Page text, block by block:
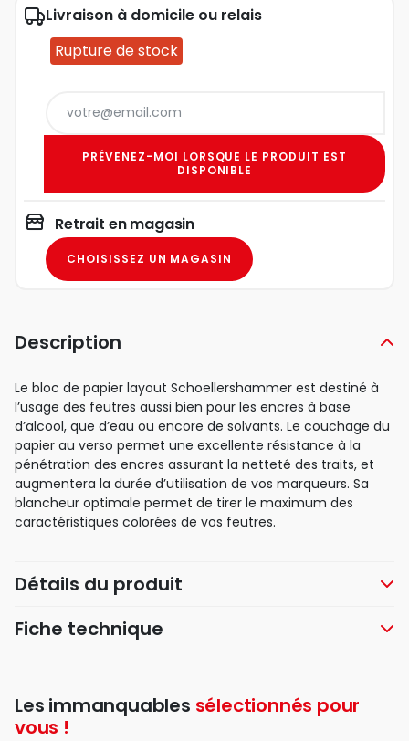
Livraison à domicile ou relais
Rupture de stock
PRÉVENEZ-MOI LORSQUE LE PRODUIT EST
DISPONIBLE
Retrait en magasin
CHOISISSEZ UN MAGASIN
Description
Le bloc de papier layout Schoellershammer est destiné à
l’usage des feutres aussi bien pour les encres à base
d’alcool, que d’eau ou encore de solvants. Le couchage du
papier au verso permet une excellente résistance à la
pénétration des encres assurant la netteté des traits, et
augmentera la durée d’utilisation de vos marqueurs. Sa
blancheur optimale permet de tirer le maximum des
caractéristiques colorées de vos feutres.
Détails du produit
Fiche technique
Les immanquables sélectionnés pour
vous !